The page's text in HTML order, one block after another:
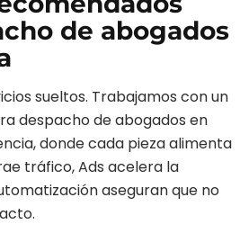
de abogados
sueltos. Trabajamos con un
despacho de abogados en
, donde cada pieza alimenta
tráfico, Ads acelera la
aseguran que no